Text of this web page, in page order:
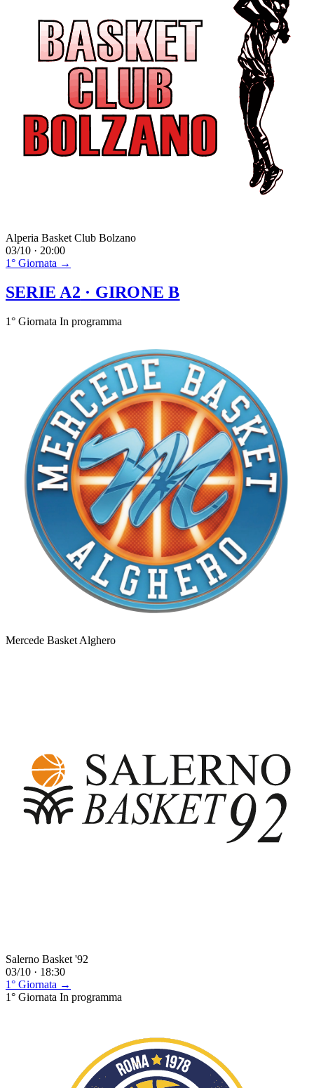
Alperia Basket Club Bolzano
03/10 · 20:00
1° Giornata →
SERIE A2 · GIRONE B
1° Giornata In programma
Mercede Basket Alghero
Salerno Basket '92
03/10 · 18:30
1° Giornata →
1° Giornata In programma